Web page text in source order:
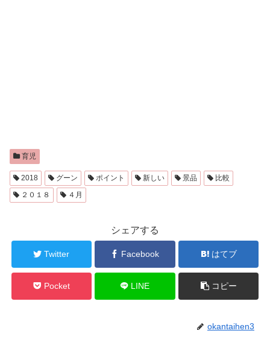
育児
2018 グーン ポイント 新しい 景品
比較
２０１８
４月
シェアする
Twitter Facebook はてブ
Pocket LINE コピー
okantaihen3